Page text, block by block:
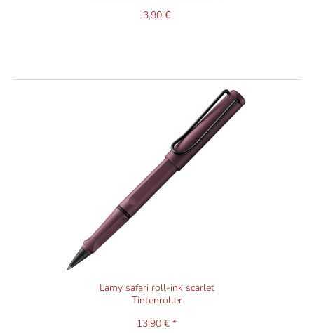
3,90 €
Lamy safari roll-ink scarlet
Tintenroller
13,90 € *